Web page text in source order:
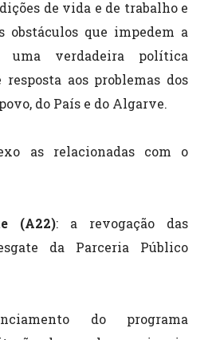
de vida e de trabalho e
obstáculos que impedem a
uma verdadeira política
aos problemas dos
do País e do Algarve.
as relacionadas com o
(A22): a revogação das
da Parceria Público
do programa